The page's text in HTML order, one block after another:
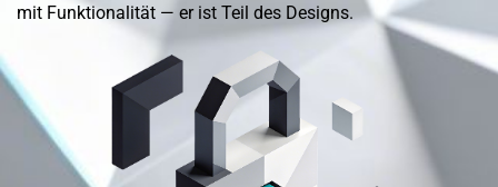
mit Funktionalität — er ist Teil des Designs.